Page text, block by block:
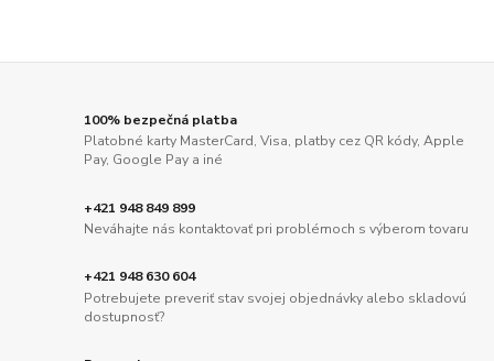
100% bezpečná platba
Platobné karty MasterCard, Visa, platby cez QR kódy, Apple
Pay, Google Pay a iné
+421 948 849 899
Neváhajte nás kontaktovať pri problémoch s výberom tovaru
+421 948 630 604
Potrebujete preveriť stav svojej objednávky alebo skladovú
dostupnosť?